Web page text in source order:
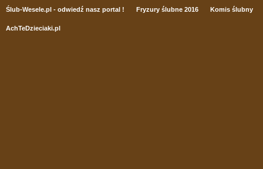
Ślub-Wesele.pl - odwiedź nasz portal ! Fryzury ślubne 2016 Komis ślubny
AchTeDzieciaki.pl